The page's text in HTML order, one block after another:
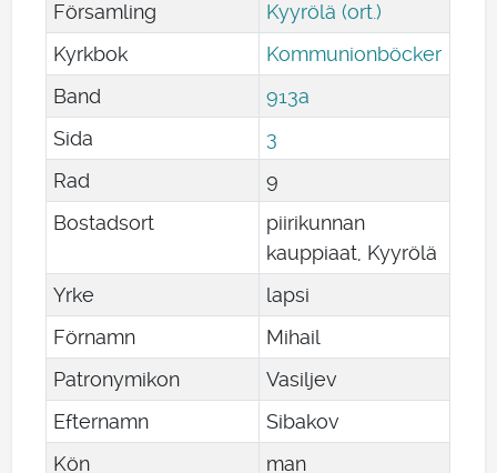
Församling
Kyyrölä (ort.)
Kyrkbok
Kommunionböcker
Band
913a
Sida
3
Rad
9
Bostadsort
piirikunnan
kauppiaat, Kyyrölä
Yrke
lapsi
Förnamn
Mihail
Patronymikon
Vasiljev
Efternamn
Sibakov
Kön
man